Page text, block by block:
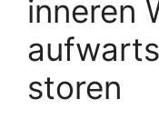
inneren
storen